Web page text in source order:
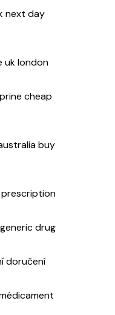
next day
uk london
cheap
buy
drug
doručení